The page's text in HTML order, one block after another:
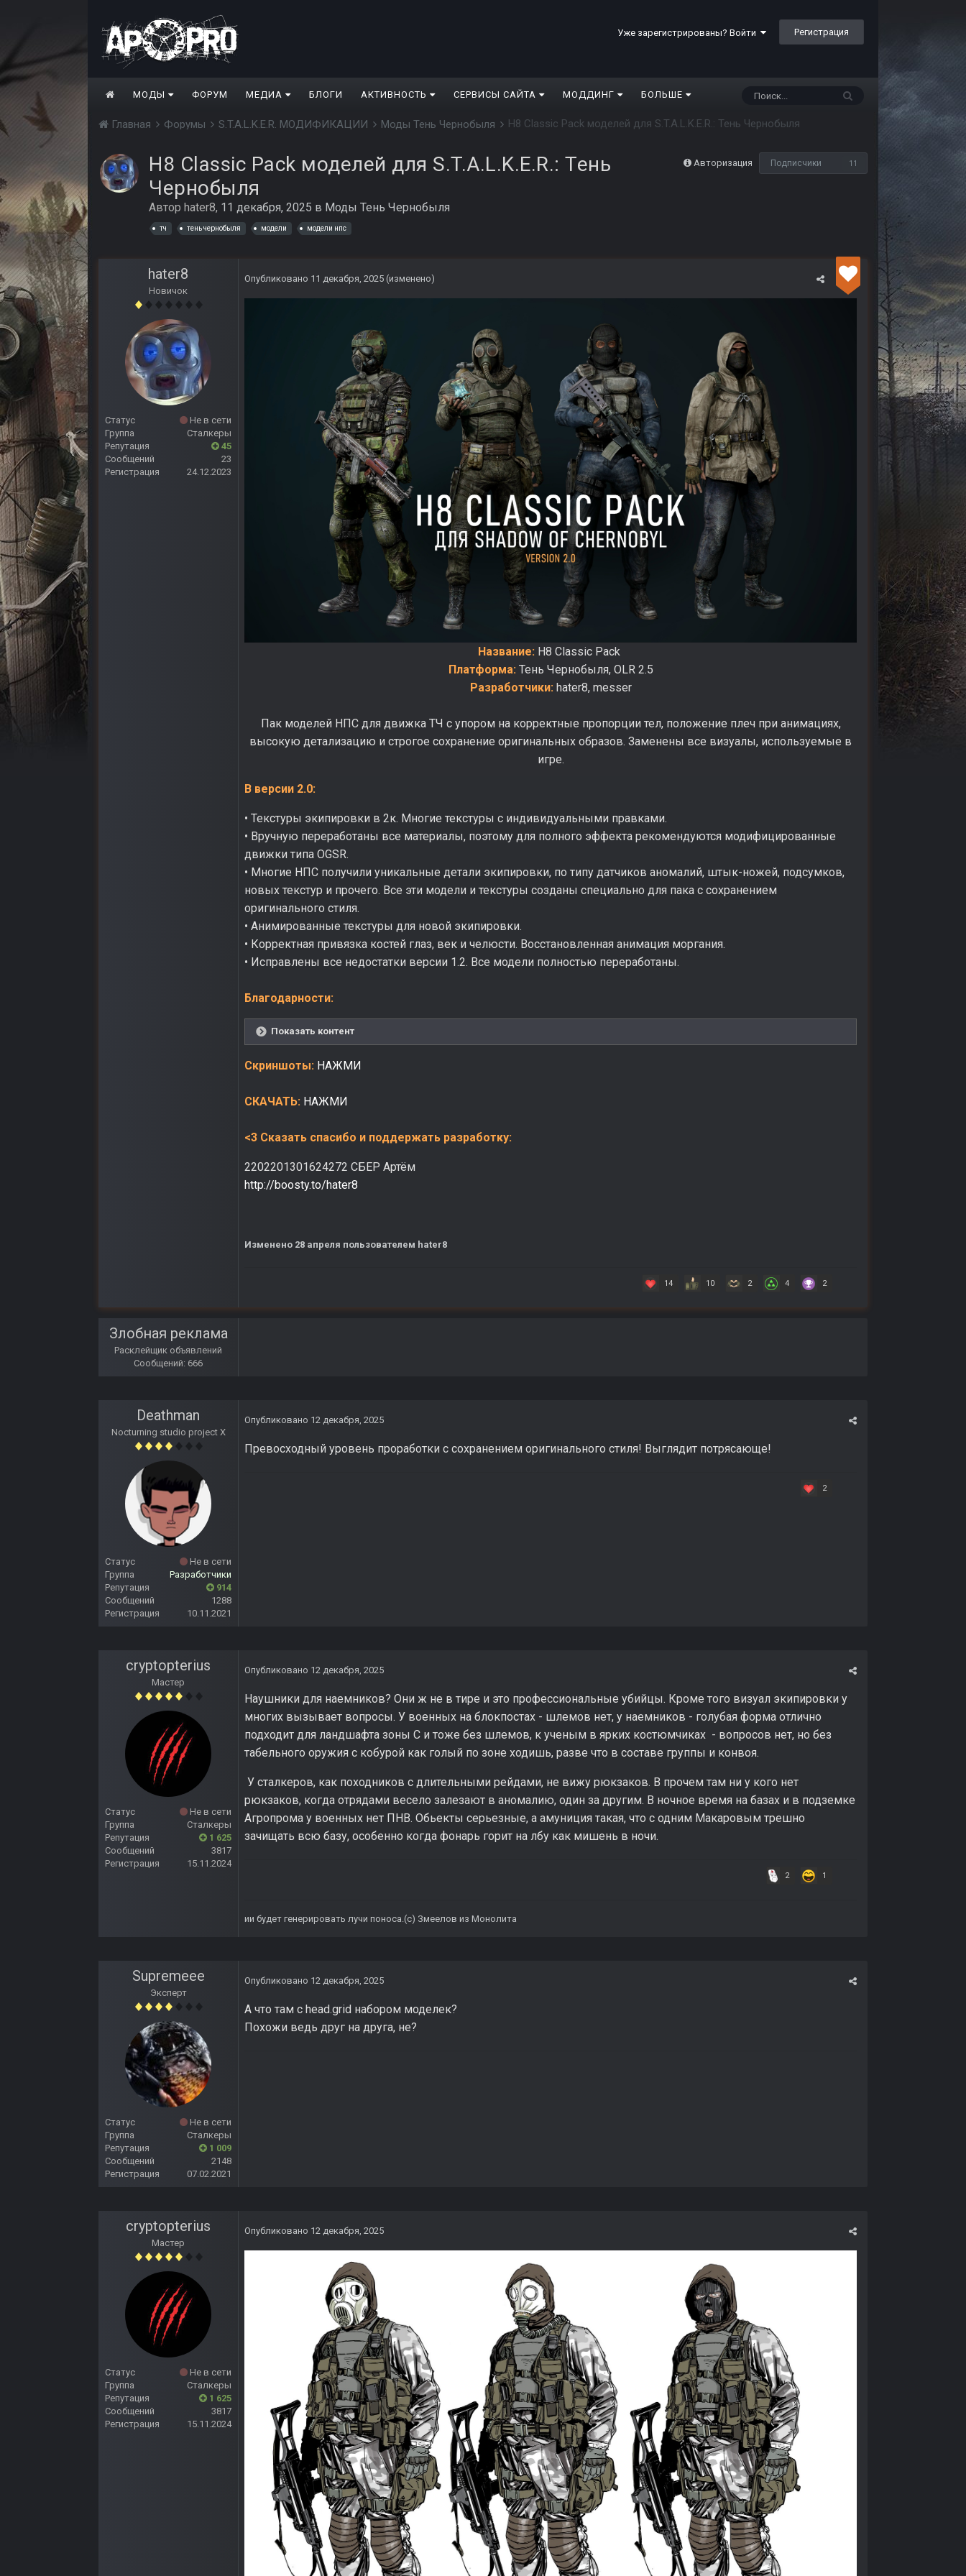
Уже зарегистрированы? Войти Регистрация
МОДЫ ФОРУМ МЕДИА БЛОГИ АКТИВНОСТЬ СЕРВИСЫ САЙТА МОДДИНГ БОЛЬШЕ
Главная Форумы S.T.A.L.K.E.R. МОДИФИКАЦИИ Моды Тень Чернобыля H8 Classic Pack моделей для S.T.A.L.K.E.R.: Тень Чернобыля
Авторизация Подписчики 11
H8 Classic Pack моделей для S.T.A.L.K.E.R.: Тень
Чернобыля
Автор hater8, 11 декабря, 2025 в Моды Тень Чернобыля
тч тень чернобыля модели модели нпс
hater8
Новичок
Статус
Не в сети
Группа
Сталкеры
Репутация
45
Сообщений
23
Регистрация
24.12.2023
Опубликовано 11 декабря, 2025 (изменено)
Название: H8 Classic Pack
Платформа: Тень Чернобыля, OLR 2.5
Разработчики: hater8, messer
Пак моделей НПС для движка ТЧ с упором на корректные пропорции тел, положение плеч при анимациях,
высокую детализацию и строгое сохранение оригинальных образов. Заменены все визуалы, используемые в
игре.
В версии 2.0:
• Текстуры экипировки в 2к. Многие текстуры с индивидуальными правками.
• Вручную переработаны все материалы, поэтому для полного эффекта рекомендуются модифицированные
движки типа OGSR.
• Многие НПС получили уникальные детали экипировки, по типу датчиков аномалий, штык-ножей, подсумков,
новых текстур и прочего. Все эти модели и текстуры созданы специально для пака с сохранением
оригинального стиля.
• Анимированные текстуры для новой экипировки.
• Корректная привязка костей глаз, век и челюсти. Восстановленная анимация моргания.
• Исправлены все недостатки версии 1.2. Все модели полностью переработаны.
Благодарности:
Показать контент
Скриншоты: НАЖМИ
СКАЧАТЬ: НАЖМИ
<3 Сказать спасибо и поддержать разработку:
2202201301624272 СБЕР Артём
http://boosty.to/hater8
Изменено 28 апреля пользователем hater8
14 10 2 4 2
Злобная реклама
Расклейщик объявлений
Сообщений: 666
Deathman
Nocturning studio project X
Статус
Не в сети
Группа
Разработчики
Репутация
914
Сообщений
1288
Регистрация
10.11.2021
Опубликовано 12 декабря, 2025
Превосходный уровень проработки с сохранением оригинального стиля! Выглядит потрясающе!
2
cryptopterius
Мастер
Статус
Не в сети
Группа
Сталкеры
Репутация
1 625
Сообщений
3817
Регистрация
15.11.2024
Опубликовано 12 декабря, 2025
Наушники для наемников? Они ж не в тире и это профессиональные убийцы. Кроме того визуал экипировки у
многих вызывает вопросы. У военных на блокпостах - шлемов нет, у наемников - голубая форма отлично
подходит для ландшафта зоны С и тоже без шлемов, к ученым в ярких костюмчиках - вопросов нет, но без
табельного оружия с кобурой как голый по зоне ходишь, разве что в составе группы и конвоя.
У сталкеров, как походников с длительными рейдами, не вижу рюкзаков. В прочем там ни у кого нет
рюкзаков, когда отрядами весело залезают в аномалию, один за другим. В ночное время на базах и в подземке
Агропрома у военных нет ПНВ. Обьекты серьезные, а амуниция такая, что с одним Макаровым трешно
зачищать всю базу, особенно когда фонарь горит на лбу как мишень в ночи.
2 1
ии будет генерировать лучи поноса.(с) Змеелов из Монолита
Supremeee
Эксперт
Статус
Не в сети
Группа
Сталкеры
Репутация
1 009
Сообщений
2148
Регистрация
07.02.2021
Опубликовано 12 декабря, 2025
А что там с head.grid набором моделек?
Похожи ведь друг на друга, не?
cryptopterius
Мастер
Статус
Не в сети
Группа
Сталкеры
Репутация
1 625
Сообщений
3817
Регистрация
15.11.2024
Опубликовано 12 декабря, 2025